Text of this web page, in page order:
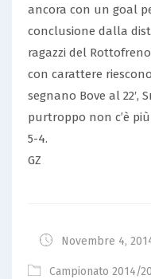
ancora con un goal
conclusione dalla
ragazzi del
con carattere
segnano Bove al 22′,
purtroppo non c’è
5-4.
GZ
Novembre 4,
Campionato 2014/